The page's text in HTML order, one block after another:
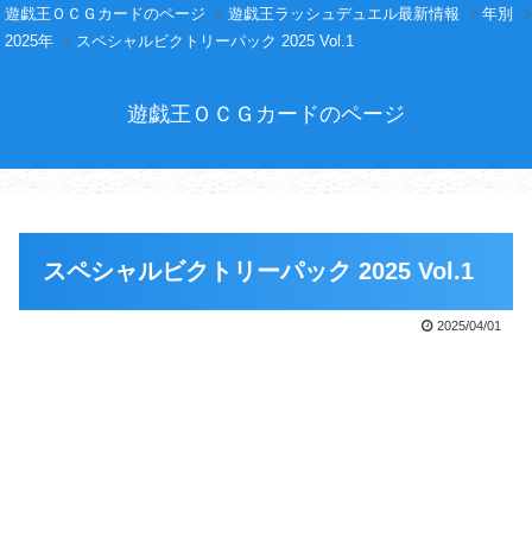
遊戯王ＯＣＧカードのページ 遊戯王ラッシュデュエル最新情報
年別
2025年
スペシャルビクトリーパック 2025 Vol.1
遊戯王ＯＣＧカードのページ
スペシャルビクトリーパック 2025 Vol.1
2025/04/01